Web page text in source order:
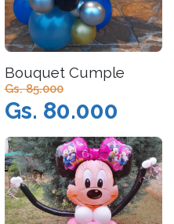
Bouquet Cumple
Gs. 85.000
Gs. 80.000